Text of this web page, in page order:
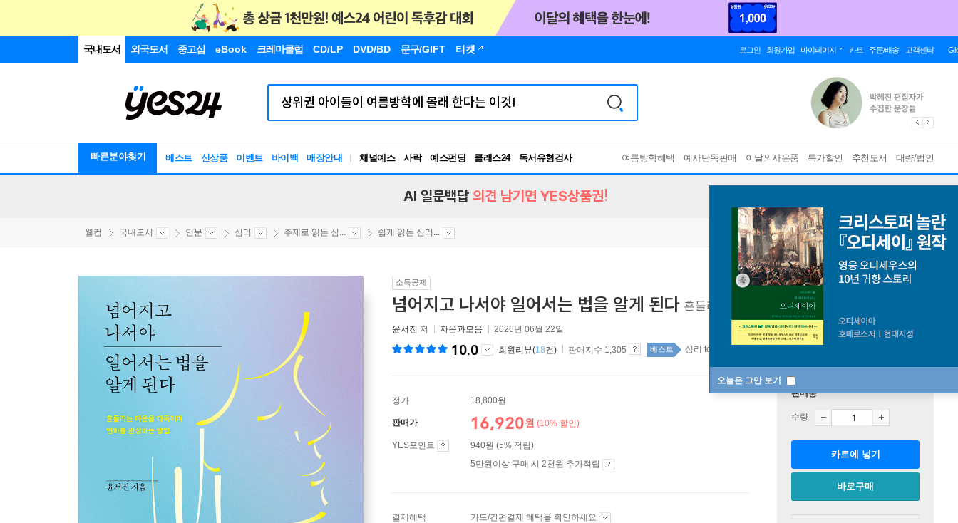
국내도서 외국도서 중고샵 eBook 크레마클럽 CD/LP DVD/BD 문구/GIFT 티켓 로그인 회원가입 마이페이지 카트 주문/배송 고객센터
빠른분야찾기 베스트 신상품 이벤트 바이백 매장안내 채널예스 사락 예스펀딩 클래스24
독서유형검사
RBTI Lab
여름방학혜택 예사단독판매 이달의사은품 특가할인 추천도서 대량/법인
오늘은 그만 보기
AI 일문백답 의견 남기면 YES상품권!
웰컴 국내도서 인문 심리 주제로 읽는 심... 쉽게 읽는 심리...
소득공제
넘어지고 나서야 일어서는 법을 알게 된다 흔들리는 마음을 다독이며 변화를 완성하는 방법
윤서진 저 자음과모음 2026년 06월 22일
10.0 회원리뷰(18건) 판매지수 1,305 베스트 심리 top100 1주
정가 18,800원
판매가 16,920원 (10% 할인)
YES포인트
940원 (5% 적립)
5만원이상 구매 시 2천원 추가적립
결제혜택 카드/간편결제 혜택을 확인하세요
판매중
수량
카트에 넣기
바로구매